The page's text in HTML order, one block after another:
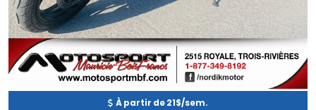
À partir de 21$/sem.